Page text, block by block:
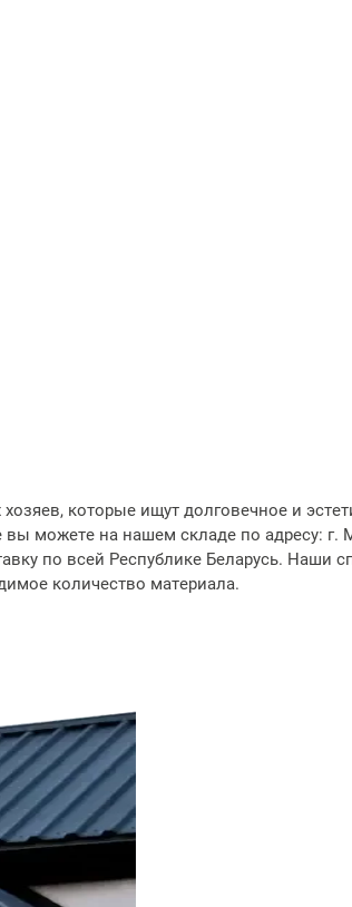
которые ищут долговечное и
можете на нашем складе по адресу: г.
по всей Республике Беларусь. Наши
количество материала.